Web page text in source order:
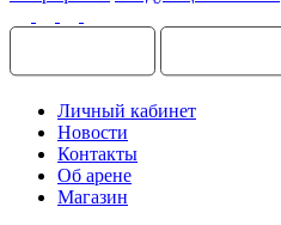
Личный кабинет
Новости
Контакты
Об арене
Магазин